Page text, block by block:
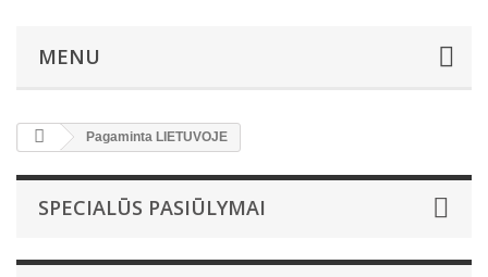
MENU
Pagaminta LIETUVOJE
SPECIALŪS PASIŪLYMAI